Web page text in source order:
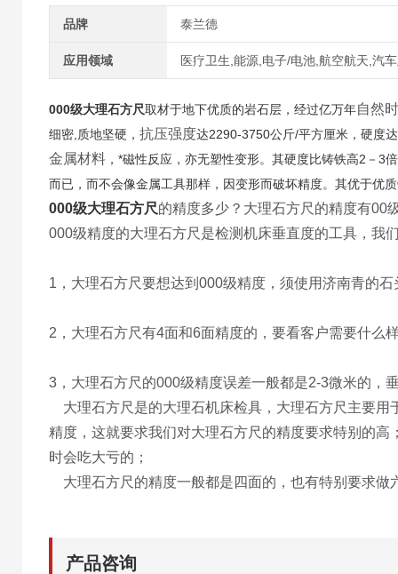
品牌 泰兰德
应用领域 医疗卫生,能源,电子/电池,航空航天,汽
000级大理石方尺取材于地下优质的岩石层，经过亿万年自然
细密,质地坚硬， 抗压强度达2290-3750公斤/平方厘米，硬度达
金属材料 ，*磁性反应，亦无塑性变形。其硬度比铸铁高2－3
而已，而不会像金属工具那样，因变形而破坏精度。其优于优质
000级大理石方尺的精度多少？大理石方尺的精度有00
000级精度的大理石方尺是检测机床垂直度的工具，我
1，大理石方尺要想达到000级精度，须使用济南青的石
2，大理石方尺有4面和6面精度的，要看客户需要什么
3，大理石方尺的000级精度误差一般都是2-3微米的，
大理石方尺是的大理石机床检具，大理石方尺主要用
精度，这就要求我们对大理石方尺的精度要求特别的
时会吃大亏的；
大理石方尺的精度一般都是四面的，也有特别要求做
产品咨询